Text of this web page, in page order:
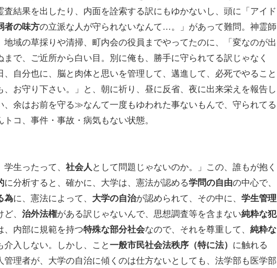
査結果を出したり、内面を詮索する訳にもゆかないし、頭に「アイド
者の味方の立派な人が守られないなんて…。」があって難問。神霊師
地域の草採りや清掃、町内会の役員までやってたのに、「変なのが出
まで、ご近所から白い目。別に俺も、勝手に守られてる訳じゃなく
、自分也に、脳と肉体と思いを管理して、邁進して、必死でやること
お守り下さい。」と、朝に祈り、昼に反省、夜に出来栄えを報告し
余はお前を守る≫なんて一度もゆわれた事ないもんで、守られてる
コ、事件・事故・病気もない状態。
生ったって、 社会人 として問題じゃないのか。」この、誰もが抱く
に分析すると、確かに、大学は、憲法が認める学問の自由の中心で、
為に、憲法によって、 大学の自治が認められて、その中に、 学生管理
、 治外法権がある訳じゃないんで、思想調査等を含まない純粋な犯
、内部に規範を持つ特殊な部分社会なので、それを尊重して、 純粋な
介入しない。しかし、こと 一般市民社会法秩序（特に法） に触れる
管理者が、大学の自治に傾くのは仕方ないとしても、法学部も医学部